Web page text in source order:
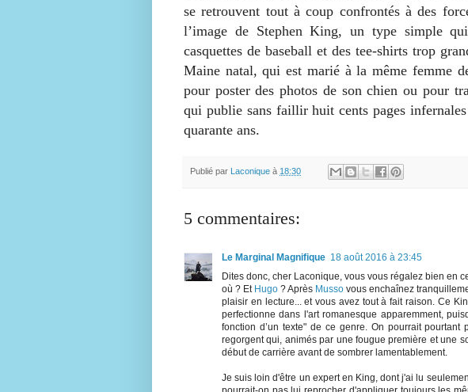
se retrouvent tout à coup confrontés à des
l’image de Stephen King, un type simple
casquettes de baseball et des tee-shirts trop
Maine natal, qui est marié à la même femme
pour poster des photos de son chien ou pour
qui publie sans faillir huit cents pages
quarante ans.
Publié par Laconique à 18:30
5 commentaires:
Le Marginal Magnifique 18 août 2016 à 23:45
Dites donc, cher Laconique, vous vous régalez bien en
où ? Et Hugo ? Après Musso vous enchaînez
plaisir en lecture... et vous avez tout à fait raison. Ce
perfectionne dans l'art romanesque apparemment,
fonction d’un texte" de ce genre. On pourrait
regorgent qui, animés par une fougue première et une
début de carrière avant de sombrer lamentablement.
Je suis loin d'être un expert en King, dont j'ai lu